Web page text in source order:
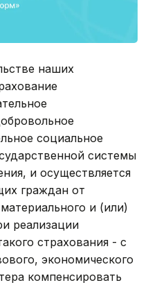
наших
социальное
системы
и осуществляется
граждан от
и (или)
реализации
страхования - с
экономического
компенсировать